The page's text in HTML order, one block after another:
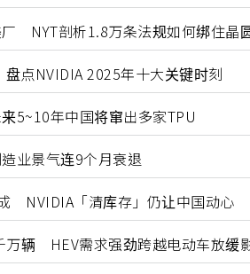
NYT剖析1.8万条法规如何绑住晶
点NVIDIA 2025年十大关键时刻
5~10年中国将窜出多家TPU
业景气连9个月衰退
NVIDIA「清库存」仍让中国动心
万辆 HEV需求强劲跨越电动车放缓